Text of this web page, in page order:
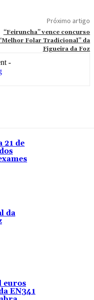
Próximo artigo
“Feiruncha” vence concurso
Folar Tradicional” da
Figueira da Foz
-
21 de
da
euros
EN341